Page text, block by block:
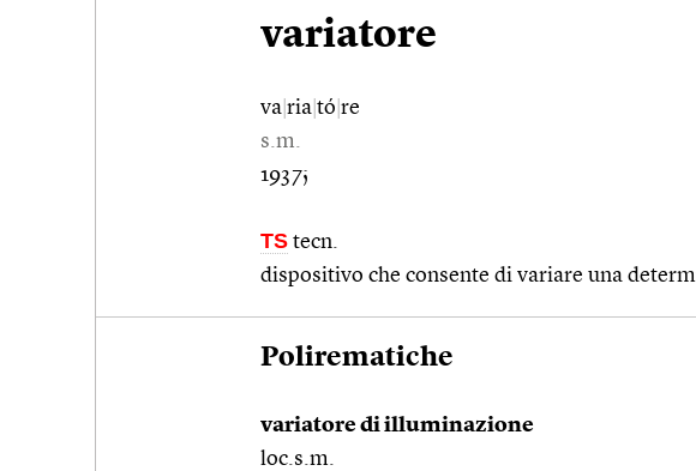
variatore
va ria tó re
s.m.
1937;
TS tecn.
dispositivo che consente di variare una
Polirematiche
variatore di illuminazione
loc.s.m.